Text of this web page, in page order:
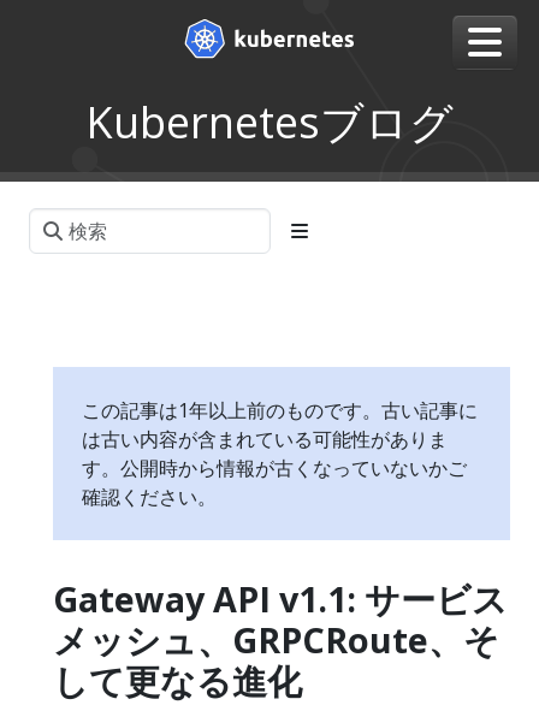
Kubernetesブログ
この記事は1年以上前のものです。古い記事に
は古い内容が含まれている可能性がありま
す。公開時から情報が古くなっていないかご
確認ください。
Gateway API v1.1: サービス
メッシュ、GRPCRoute、そ
して更なる進化